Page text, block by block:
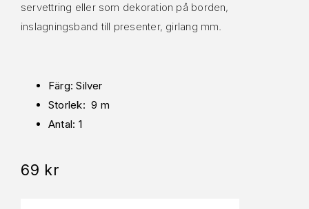
servettring eller som dekoration på borden,
inslagningsband till presenter, girlang mm.
Färg: Silver
Storlek: 9 m
Antal: 1
69 kr